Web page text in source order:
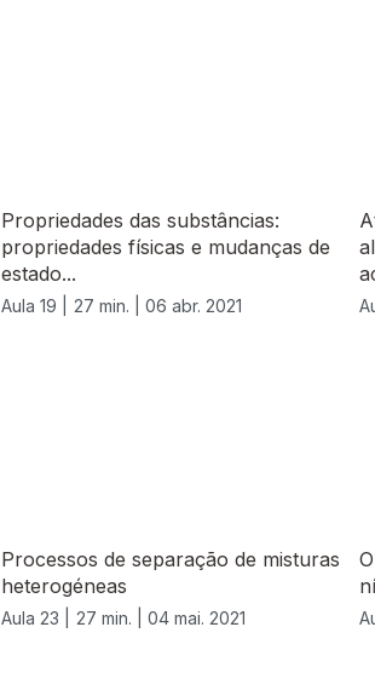
Propriedades das substâncias:
propriedades físicas e mudanças de
estado...
Aula 19 | 27 min. | 06 abr. 2021
Processos de separação de misturas
heterogéneas
Aula 23 | 27 min. | 04 mai. 2021